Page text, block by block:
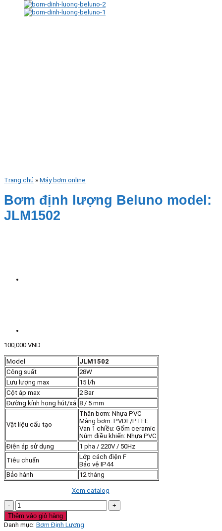
Trang chủ » Máy bơm.online
Bơm định lượng Beluno model:
JLM1502
100,000 VND
Model
JLM1502
Công suất
28W
Lưu lượng max
15 l/h
Cột áp max
2 Bar
Đường kính họng hút/xả 8 / 5 mm
Vật liệu cấu tạo
Thân bơm: Nhựa PVC
Màng bơm: PVDF/PTFE
Van 1 chiều: Gốm ceramic
Núm điều khiển: Nhựa PVC
Điện áp sử dụng
1 pha / 220V / 50Hz
Tiêu chuẩn
Lớp cách điện F
Bảo vệ IP44
Bảo hành
12 tháng
Xem catalog
Bơm
định
lượng
Beluno
Thêm vào giỏ hàng
Danh mục: Bơm Định Lương